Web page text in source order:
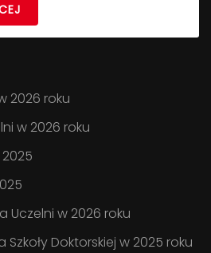
2026 roku
w 2026 roku
Uczelni w 2026 roku
Doktorskiej w 2025 roku